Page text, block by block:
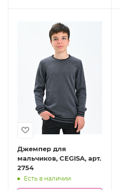
Джемпер для
мальчиков, CEGISA, арт.
2754
Есть в наличии